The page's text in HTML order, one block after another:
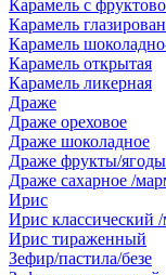
Карамель с
Карамель
Карамель
Карамель открытая
Карамель ликерная
Драже
Драже ореховое
Драже шоколадное
Драже фрукты/
Драже сахарное /
Ирис
Ирис классический
Ирис тираженный
Зефир/пастила/безе